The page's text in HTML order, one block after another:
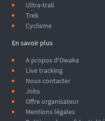
Ultra-trail
Trek
Cyclisme
En savoir plus
A propos d'Owaka
Live tracking
Nous contacter
Jobs
Offre organisateur
Mentions légales